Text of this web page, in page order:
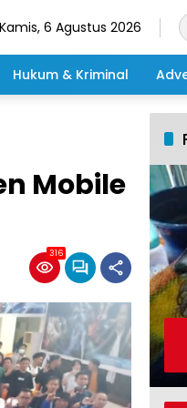
Kamis, 6 Agustus 2026
Hukum & Kriminal
Mobile
316